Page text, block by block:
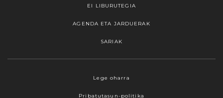
EI LIBURUTEGIA
AGENDA ETA JARDUERAK
SARIAK
Lege oharra
Pribatutasun-politika
Webgune honek cookieak erabiltzen ditu,